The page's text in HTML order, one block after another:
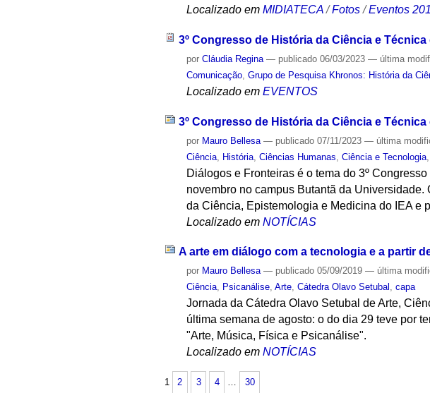
Localizado em MIDIATECA /Fotos /Eventos
3º Congresso de História da Ciência e Técnica
porCláudia Regina — publicado 06/03/2023— última
Comunicação ,Grupo de Pesquisa Khronos: História da
Localizado em EVENTOS
3º Congresso de História da Ciência e
por Mauro Bellesa — publicado 07/11/2023— última
Ciência História ,Ciências Humanas ,Ciência e Tecnologia
Diálogos e Fronteiras é o tema do 3º
novembro no campus Butantã da
da Ciência, Epistemologia e Medicina do IEA e
Localizado em NOTÍCIAS
A arte em diálogo com a tecnologia e a partir
por Mauro Bellesa — publicado 05/09/2019— última
Ciência, Psicanálise,Arte,Cátedra Olavo Setubal ,capa
Jornada da Cátedra Olavo Setubal de Arte,
última semana de agosto: o do dia 29 teve por
"Arte, Música, Física e Psicanálise".
Localizado em NOTÍCIAS
1 2 3 4 30